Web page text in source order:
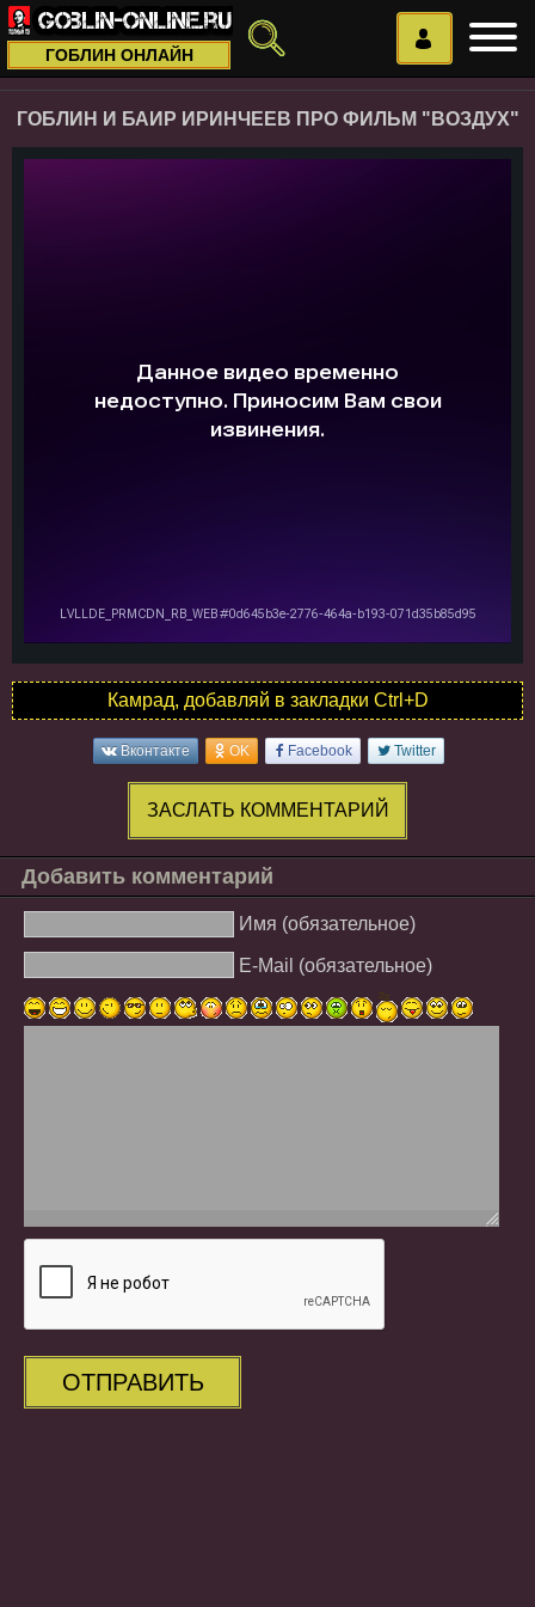
ГОБЛИН ОНЛАЙН
ГОБЛИН И БАИР ИРИНЧЕЕВ ПРО ФИЛЬМ "ВОЗДУХ"
Камрад, добавляй в закладки Ctrl+D
Вконтакте OK Facebook Twitter
ЗАСЛАТЬ КОММЕНТАРИЙ
Добавить комментарий
Имя (обязательное)
E-Mail (обязательное)
ОТПРАВИТЬ